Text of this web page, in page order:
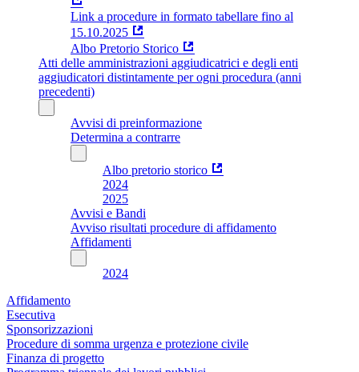
Link a procedure in formato tabellare fino al
15.10.2025
Albo Pretorio Storico
Atti delle amministrazioni aggiudicatrici e degli enti
aggiudicatori distintamente per ogni procedura (anni
precedenti)
Avvisi di preinformazione
Determina a contrarre
Albo pretorio storico
2024
2025
Avvisi e Bandi
Avviso risultati procedure di affidamento
Affidamenti
2024
Affidamento
Esecutiva
Sponsorizzazioni
Procedure di somma urgenza e protezione civile
Finanza di progetto